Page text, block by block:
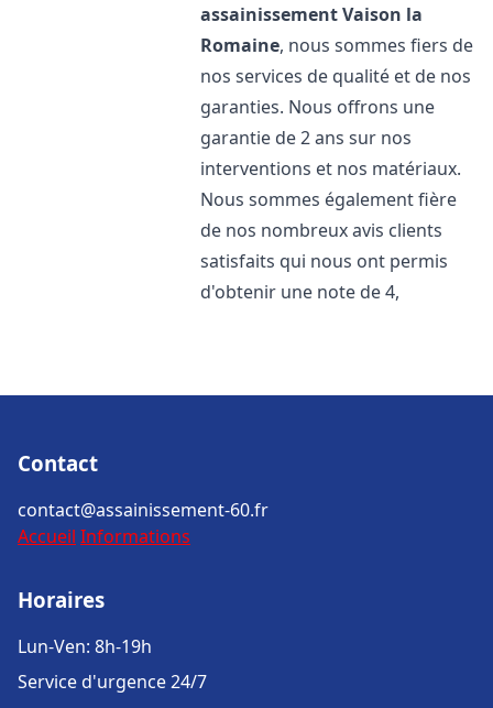
assainissementVaison la
Romaine, nous sommes fiers de
nos services de qualité et de nos
garanties. Nous offrons une
garantie de 2 ans sur nos
interventions et nos matériaux.
Nous sommes également fière
de nos nombreux avis clients
satisfaits qui nous ont permis
d'obtenir une note de 4,
Contact
contact@assainissement-60.fr
Accueil Informations
Horaires
Lun-Ven: 8h-19h
Service d'urgence 24/7